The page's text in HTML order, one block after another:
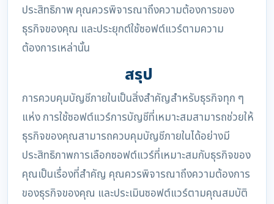
ประสิทธิภาพ คุณควรพิจารณาถึงความต้องการของ
ธุรกิจของคุณ และประยุกต์ใช้ซอฟต์แวร์ตามความ
ต้องการเหล่านั้น
สรุป
การควบคุมบัญชีภายในเป็นสิ่งสำคัญสำหรับธุรกิจทุก ๆ
แห่ง การใช้ซอฟต์แวร์การบัญชีที่เหมาะสมสามารถช่วยให้
ธุรกิจของคุณสามารถควบคุมบัญชีภายในได้อย่างมี
ประสิทธิภาพการเลือกซอฟต์แวร์ที่เหมาะสมกับธุรกิจของ
คุณเป็นเรื่องที่สำคัญ คุณควรพิจารณาถึงความต้องการ
ของธุรกิจของคุณ และประเมินซอฟต์แวร์ตามคุณสมบัติ